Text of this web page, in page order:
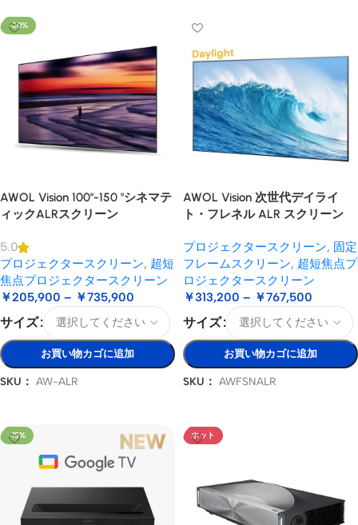
-20%
AWOL Vision 100"-150 "シネマテ
ィックALRスクリーン
5.0
プロジェクタースクリーン, 超短
焦点プロジェクタースクリーン
￥205,900 – ￥735,900
サイズ
お買い物カゴに追加
SKU： AW-ALR
AWOL Vision 次世代デイライ
ト・フレネル ALR スクリーン
プロジェクタースクリーン, 固定
フレームスクリーン, 超短焦点プ
ロジェクタースクリーン
￥313,200 – ￥767,500
サイズ
お買い物カゴに追加
SKU： AWFSNALR
-15% ホット